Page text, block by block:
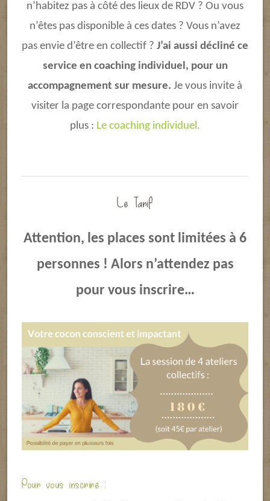
n’habitez pas à côté des lieux de RDV ? Ou vous
n’êtes pas disponible à ces dates ? Vous n’avez
pas envie d’être en collectif ? J’ai aussi décliné ce
service en coaching individuel, pour un
accompagnement sur mesure. Je vous invite à
visiter la page correspondante pour en savoir
plus : Le coaching individuel.
Le Tarif
Attention, les places sont limitées à 6
personnes ! Alors n’attendez pas
pour vous inscrire…
Pour vous inscrire :